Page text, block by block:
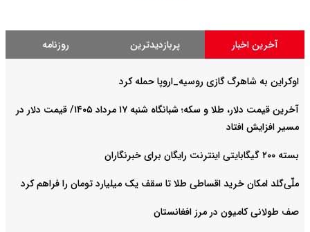
آخرین اخبار پربازدیدترین روزنامه
اوکراین به شاهرگ گازی روسیه_اروپا حمله کرد
آخرین قیمت دلار، طلا و سکه؛ شبانگاه شنبه ۱۷ مرداد ۱۴۰۵/ قیمت دلار در
مسیر افزایش افتاد
بسته ۲۰۰ گیگابایتی اینترنت رایگان برای خبرنگاران
ملّی‌گلد امکان خرید اقساطی طلا تا سقف یک میلیارد تومان را فراهم کرد
صف طولانی کامیون در مرز افغانستان